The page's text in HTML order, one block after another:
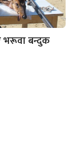
भरूवा बन्दुक